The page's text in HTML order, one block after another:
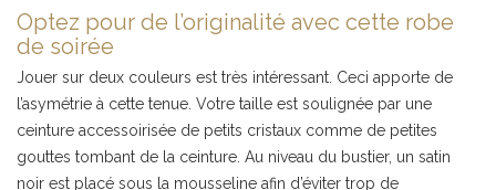
Optez pour de l’originalité avec cette robe
de soirée
Jouer sur deux couleurs est très intéressant. Ceci apporte de
l’asymétrie à cette tenue. Votre taille est soulignée par une
ceinture accessoirisée de petits cristaux comme de petites
gouttes tombant de la ceinture. Au niveau du bustier, un satin
noir est placé sous la mousseline afin d’éviter trop de